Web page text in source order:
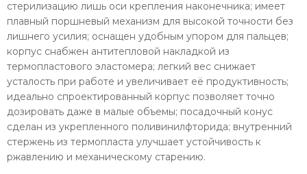
стерилизацию лишь оси крепления наконечника; имеет
плавный поршневый механизм для высокой точности без
лишнего усилия; оснащен удобным упором для пальцев;
корпус снабжен антитепловой накладкой из
термопластового эластомера; легкий вес снижает
усталость при работе и увеличивает её продуктивность;
идеально спроектированный корпус позволяет точно
дозировать даже в малые объемы; посадочный конус
сделан из укрепленного поливинилфторида; внутренний
стержень из термопласта улучшает устойчивость к
ржавлению и механическому старению.